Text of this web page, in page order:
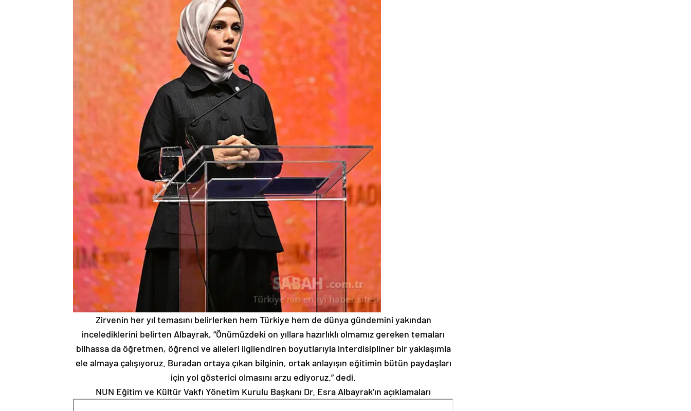
Zirvenin her yıl temasını belirlerken hem Türkiye hem de dünya gündemini yakından
incelediklerini belirten Albayrak, “Önümüzdeki on yıllara hazırlıklı olmamız gereken temaları
bilhassa da öğretmen, öğrenci ve aileleri ilgilendiren boyutlarıyla interdisipliner bir yaklaşımla
ele almaya çalışıyoruz. Buradan ortaya çıkan bilginin, ortak anlayışın eğitimin bütün paydaşları
için yol gösterici olmasını arzu ediyoruz.” dedi.
NUN Eğitim ve Kültür Vakfı Yönetim Kurulu Başkanı Dr. Esra Albayrak’ın açıklamaları